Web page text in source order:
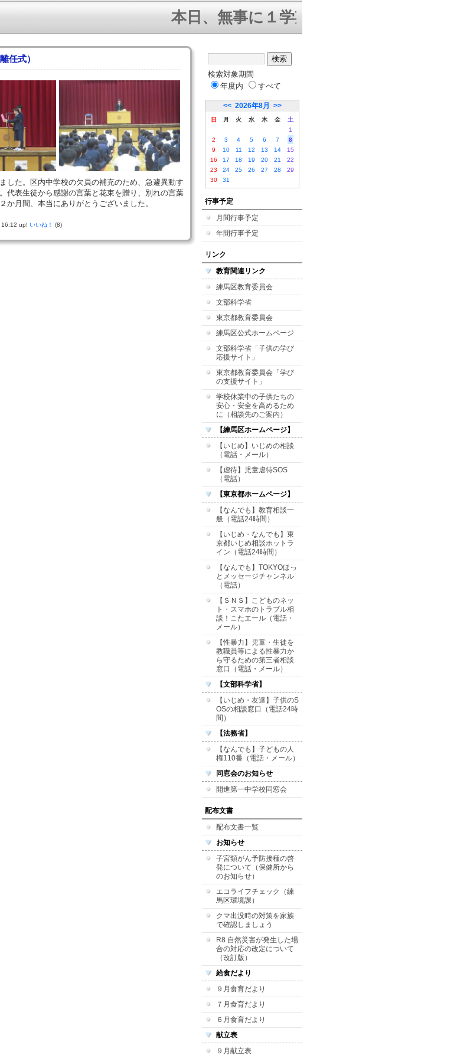
本日、無事に１学期終業式を迎えるこ
任式）
した。区内中学校の欠員の補充のため、急遽異動す
代表生徒から感謝の言葉と花束を贈り、別れの言葉
か月間、本当にありがとうございました。
16:12 up! いいね！ (8)
検索対象期間
年度内
すべて
<< 2026年8月 >>
日 月 火 水 木 金
土
1
2
3 4 5 6 7
8
9
10 11 12 13 14
15
16
17 18 19 20 21
22
23
24 25 26 27 28
29
30
31
行事予定
月間行事予定
年間行事予定
リンク
教育関連リンク
練馬区教育委員会
文部科学省
東京都教育委員会
練馬区公式ホームページ
文部科学省「子供の学び
応援サイト」
東京都教育委員会「学び
の支援サイト」
学校休業中の子供たちの
安心・安全を高めるため
に（相談先のご案内）
【練馬区ホームページ】
【いじめ】いじめの相談
（電話・メール）
【虐待】児童虐待SOS
（電話）
【東京都ホームページ】
【なんでも】教育相談一
般（電話24時間）
【いじめ・なんでも】東
京都いじめ相談ホットラ
イン（電話24時間）
【なんでも】TOKYOほっ
とメッセージチャンネル
（電話）
【ＳＮＳ】こどものネッ
ト・スマホのトラブル相
談！こたエール（電話・
メール）
【性暴力】児童・生徒を
教職員等による性暴力か
ら守るための第三者相談
窓口（電話・メール）
【文部科学省】
【いじめ・友達】子供のS
OSの相談窓口（電話24時
間）
【法務省】
【なんでも】子どもの人
権110番（電話・メール）
同窓会のお知らせ
開進第一中学校同窓会
配布文書
配布文書一覧
お知らせ
子宮頸がん予防接種の啓
発について（保健所から
のお知らせ）
エコライフチェック（練
馬区環境課）
クマ出没時の対策を家族
で確認しましょう
R8 自然災害が発生した場
合の対応の改定について
（改訂版）
給食だより
９月食育だより
７月食育だより
６月食育だより
献立表
９月献立表